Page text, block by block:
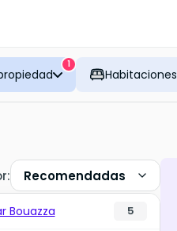
1
Habitaciones
: Recomendadas
Bouazza 5